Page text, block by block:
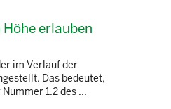
erlauben
im Verlauf der
Das bedeutet,
1.2 des ...